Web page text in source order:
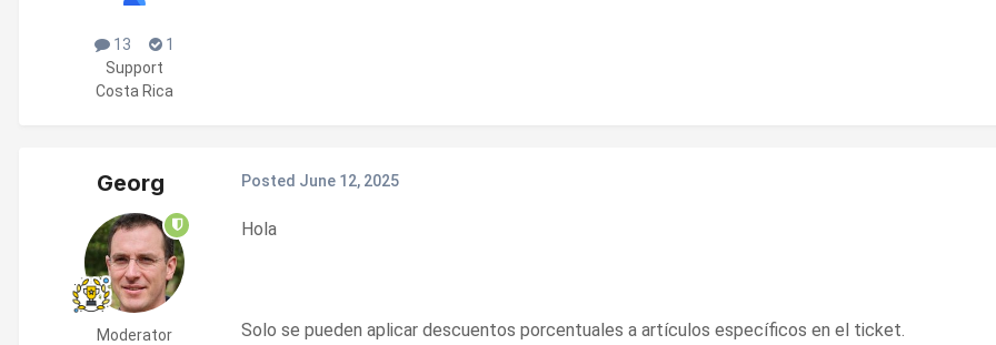
13
1
Support
Costa Rica
Georg
Moderator
Posted June 12, 2025
Hola
Solo se pueden aplicar descuentos porcentuales a artículos específicos en el ticket.